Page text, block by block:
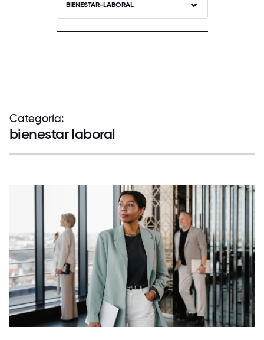
BIENESTAR-LABORAL
Categoría:
bienestar laboral